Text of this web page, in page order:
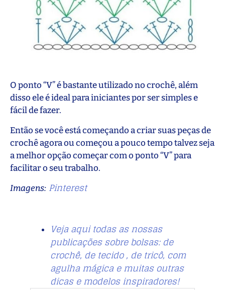
O ponto “V” é bastante utilizado no crochê, além
disso ele é ideal para iniciantes por ser simples e
fácil de fazer.
Então se você está começando a criar suas peças de
crochê agora ou começou a pouco tempo talvez seja
a melhor opção começar com o ponto “V” para
facilitar o seu trabalho.
Imagens: Pinterest
Veja aqui todas as nossas
publicações sobre bolsas: de
crochê, de tecido , de tricô, com
agulha mágica e muitas outras
dicas e modelos inspiradores!